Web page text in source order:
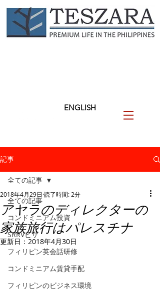
ENGLISH
記事
全ての記事
コンドミニアム投資
SRRVビザ
フィリピン英会話研修
コンドミニアム賃貸手配
フィリピンのビジネス環境
全ての記事
アヤラのディレクターの
家族旅行はパレスチナ
2018年4月29日 読了時間: 2分
更新日：2018年4月30日